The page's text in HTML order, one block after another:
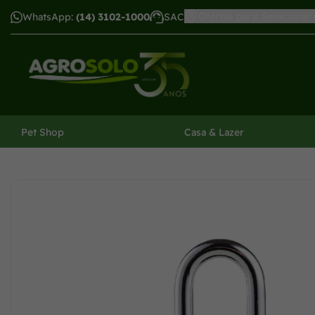
WhatsApp: (14) 3102-1000 SAC
Pet Shop Casa & Lazer
menu